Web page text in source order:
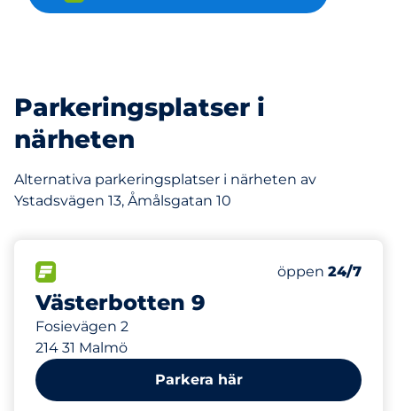
Parkeringsplatser i
närheten
Alternativa parkeringsplatser i närheten av
Ystadsvägen 13, Åmålsgatan 10
Västerbotten 9
Fosievägen 2
214 31 Malmö
Antal
Totalt antal
Fredag&nbsp
öppen 24/7
80 m
Parkera här